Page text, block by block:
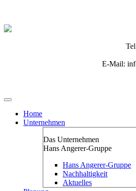
E-Mail:
Home
Unternehmen
Das Unternehmen
Hans Angerer-Gruppe
Hans Angerer-Gruppe
Nachhaltigkeit
Aktuelles